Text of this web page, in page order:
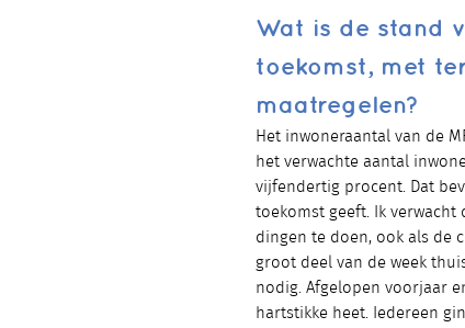
Wat is de stand
toekomst, met
maatregelen?
Het inwoneraantal van de
het verwachte aantal
vijfendertig procent. Dat
toekomst geeft. Ik
dingen te doen, ook als de
groot deel van de week
nodig. Afgelopen voorjaar
hartstikke heet. Iedereen